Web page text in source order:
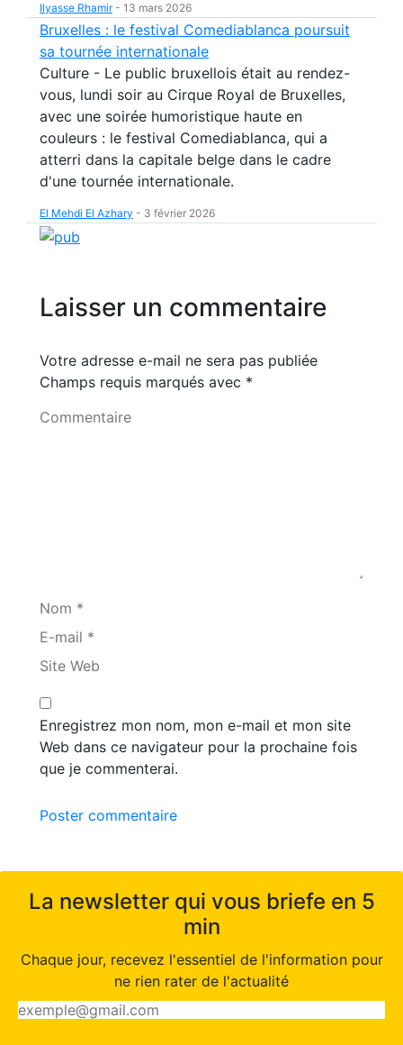
Ilyasse Rhamir- 13 mars 2026
Bruxelles : le festival Comediablanca poursuit
sa tournée internationale
Culture - Le public bruxellois était au rendez-
vous, lundi soir au Cirque Royal de Bruxelles,
avec une soirée humoristique haute en
couleurs : le festival Comediablanca, qui a
atterri dans la capitale belge dans le cadre
d'une tournée internationale.
El Mehdi El Azhary - 3 février 2026
Laisser un commentaire
Votre adresse e-mail ne sera pas publiée
Champs requis marqués avec *
Commentaire
Nom *
E-mail *
Site Web
Enregistrez mon nom, mon e-mail et mon site
Web dans ce navigateur pour la prochaine fois
que je commenterai.
Poster commentaire
La newsletter qui vous briefe en 5
min
Chaque jour, recevez l'essentiel de l'information pour
ne rien rater de l'actualité